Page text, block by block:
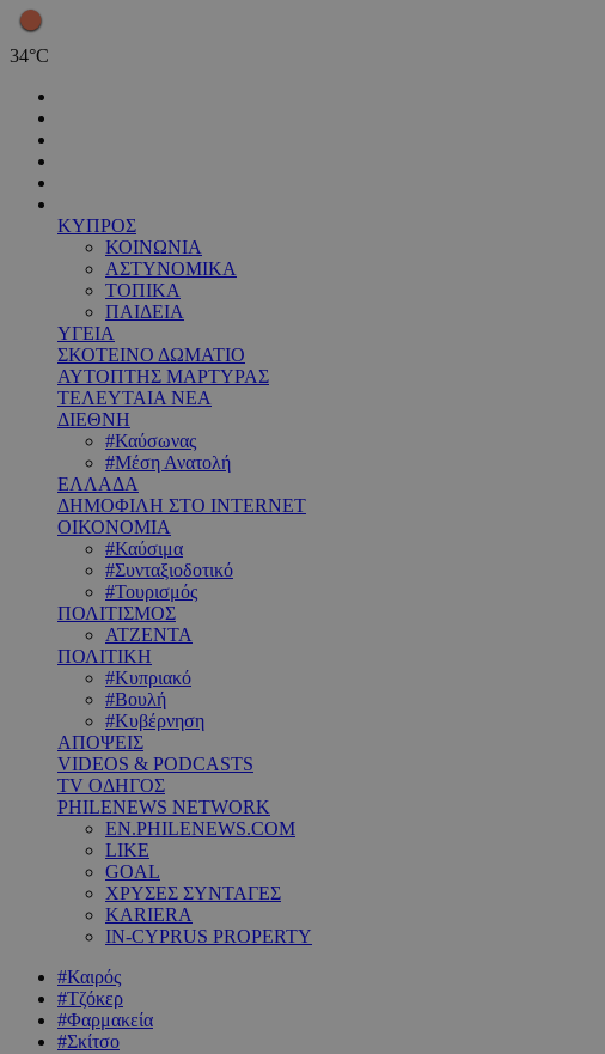
34°C
ΚΥΠΡΟΣ
ΚΟΙΝΩΝΙΑ
ΑΣΤΥΝΟΜΙΚΑ
ΤΟΠΙΚΑ
ΠΑΙΔΕΙΑ
ΥΓΕΙΑ
ΣΚΟΤΕΙΝΟ ΔΩΜΑΤΙΟ
ΑΥΤΟΠΤΗΣ ΜΑΡΤΥΡΑΣ
ΤΕΛΕΥΤΑΙΑ ΝΕΑ
ΔΙΕΘΝΗ
#Καύσωνας
#Μέση Ανατολή
ΕΛΛΑΔΑ
ΔΗΜΟΦΙΛΗ ΣΤΟ INTERNET
ΟΙΚΟΝΟΜΙΑ
#Καύσιμα
#Συνταξιοδοτικό
#Τουρισμός
ΠΟΛΙΤΙΣΜΟΣ
ΑΤΖΕΝΤΑ
ΠΟΛΙΤΙΚΗ
#Κυπριακό
#Βουλή
#Κυβέρνηση
ΑΠΟΨΕΙΣ
VIDEOS & PODCASTS
TV ΟΔΗΓΟΣ
PHILENEWS NETWORK
EN.PHILENEWS.COM
LIKE
GOAL
ΧΡΥΣΕΣ ΣΥΝΤΑΓΕΣ
KARIERA
IN-CYPRUS PROPERTY
#Καιρός
#Τζόκερ
#Φαρμακεία
#Σκίτσο